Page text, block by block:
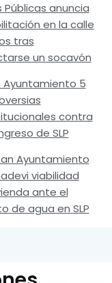
Públicas anuncia
en la calle
tras
un socavón
Ayuntamiento 5
contra
de SLP
Ayuntamiento
viabilidad
ante el
de agua en SLP